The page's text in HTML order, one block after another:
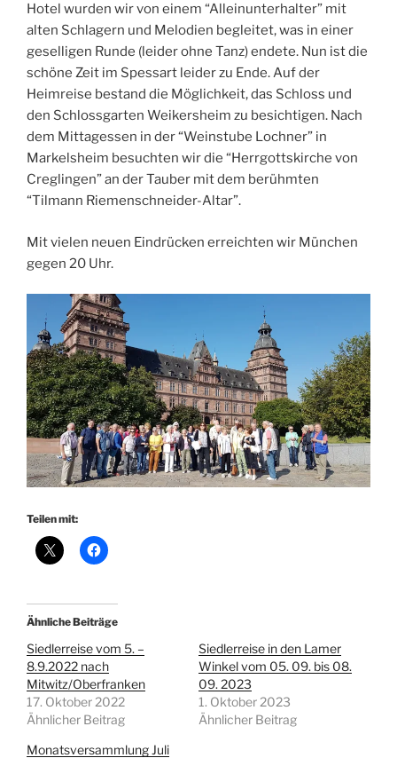
Hotel wurden wir von einem “Alleinunterhalter” mit
alten Schlagern und Melodien begleitet, was in einer
geselligen Runde (leider ohne Tanz) endete. Nun ist die
schöne Zeit im Spessart leider zu Ende. Auf der
Heimreise bestand die Möglichkeit, das Schloss und
den Schlossgarten Weikersheim zu besichtigen. Nach
dem Mittagessen in der “Weinstube Lochner” in
Markelsheim besuchten wir die “Herrgottskirche von
Creglingen” an der Tauber mit dem berühmten
“Tilmann Riemenschneider-Altar”.
Mit vielen neuen Eindrücken erreichten wir München
gegen 20 Uhr.
Teilen mit:
Ähnliche Beiträge
Siedlerreise vom 5. –
8.9.2022 nach
Mitwitz/Oberfranken
17. Oktober 2022
Ähnlicher Beitrag
Siedlerreise in den Lamer
Winkel vom 05. 09. bis 08.
09. 2023
1. Oktober 2023
Ähnlicher Beitrag
Monatsversammlung Juli